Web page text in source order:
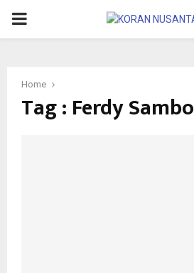
PRIMARY
Home
Tag : Ferdy Sambo